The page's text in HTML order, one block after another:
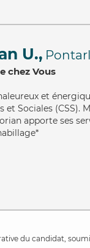
U.,
chez Vous
et
et Sociales (CSS).
apporte ses
du candidat,